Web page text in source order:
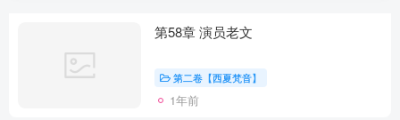
第58章 演员老文
第二卷【西夏梵音】
1年前